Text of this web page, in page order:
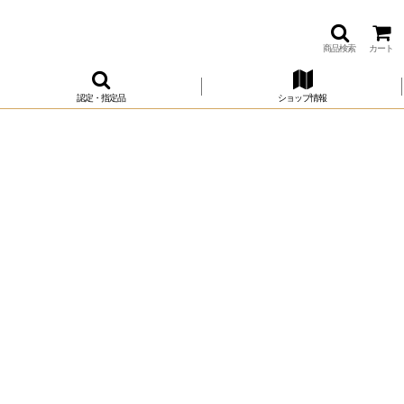
商品検索 カート
認定・指定品 ショップ情報